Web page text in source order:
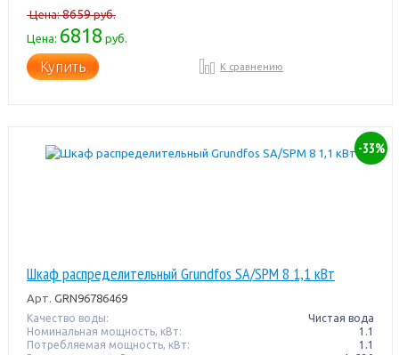
Цена:8659руб.
Цена: 6818 руб.
Купить К сравнению
-33%
Шкаф распределительный Grundfos SA/SPM 8 1,1 кВт
Арт. GRN96786469
Качество воды:
Чистая вода
Номинальная мощность, кВт:
1.1
Потребляемая мощность, кВт:
1.1